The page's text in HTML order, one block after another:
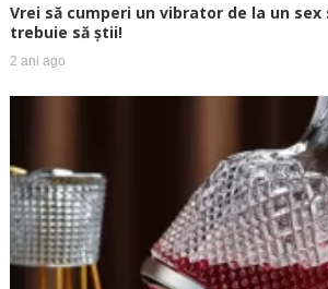
Vrei să cumperi un vibrator de la un sex
trebuie să știi!
2 ani ago